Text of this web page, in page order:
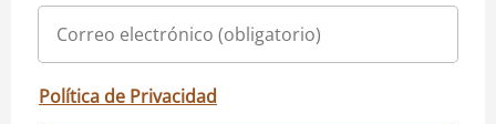
Política de Privacidad